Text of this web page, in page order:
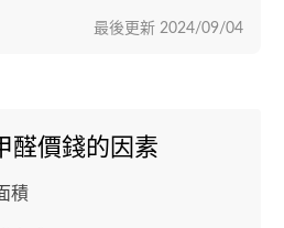
最後更新 2024/09/04
醛價錢的因素
積